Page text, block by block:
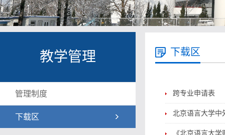
教学管理
管理制度
下载区
下载区
跨专业申请表
北京语言大学中
《北京语言大